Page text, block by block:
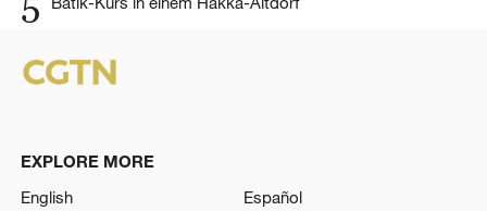
5
EXPLORE MORE
English
Español